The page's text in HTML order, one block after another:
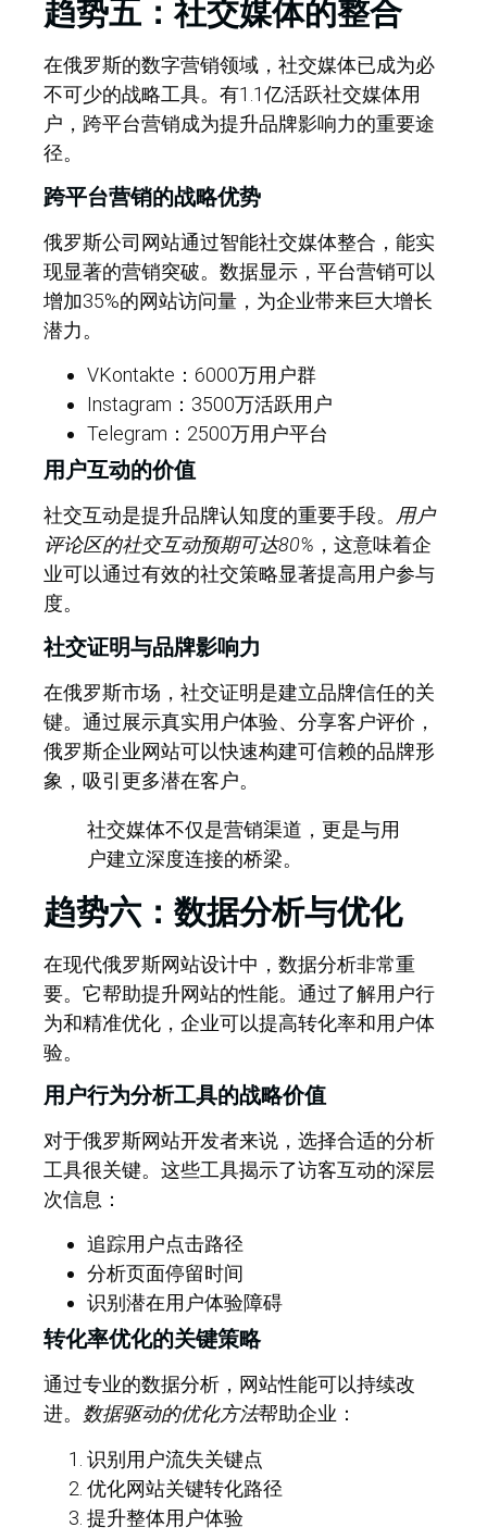
趋势五：社交媒体的整合
在俄罗斯的数字营销领域，社交媒体已成为必
不可少的战略工具。有1.1亿活跃社交媒体用
户，跨平台营销成为提升品牌影响力的重要途
径。
跨平台营销的战略优势
俄罗斯公司网站通过智能社交媒体整合，能实
现显著的营销突破。数据显示，平台营销可以
增加35%的网站访问量，为企业带来巨大增长
潜力。
VKontakte：6000万用户群
Instagram：3500万活跃用户
Telegram：2500万用户平台
用户互动的价值
社交互动是提升品牌认知度的重要手段。 用户
评论区的社交互动预期可达80% ，这意味着企
业可以通过有效的社交策略显著提高用户参与
度。
社交证明与品牌影响力
在俄罗斯市场，社交证明是建立品牌信任的关
键。通过展示真实用户体验、分享客户评价，
俄罗斯企业网站可以快速构建可信赖的品牌形
象，吸引更多潜在客户。
社交媒体不仅是营销渠道，更是与用
户建立深度连接的桥梁。
趋势六：数据分析与优化
在现代俄罗斯网站设计中，数据分析非常重
要。它帮助提升网站的性能。通过了解用户行
为和精准优化，企业可以提高转化率和用户体
验。
用户行为分析工具的战略价值
对于俄罗斯网站开发者来说，选择合适的分析
工具很关键。这些工具揭示了访客互动的深层
次信息：
追踪用户点击路径
分析页面停留时间
识别潜在用户体验障碍
转化率优化的关键策略
通过专业的数据分析，网站性能可以持续改
进。 数据驱动的优化方法帮助企业：
识别用户流失关键点
优化网站关键转化路径
提升整体用户体验